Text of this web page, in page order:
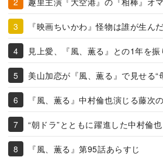
『映画ちいかわ』怪物は誰が生ん
見上愛、『風、薫る』との1年を振
美山加恋が『風、薫る』で見せる“
『風、薫る』中村倫也演じる藤次
“朝ドラ”とともに躍進した中村倫也
『風、薫る』第95話あらすじ